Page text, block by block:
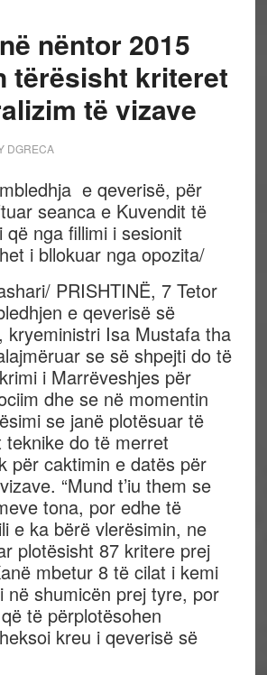
nëntor 2015
tërësisht kriteret
të vizave
DGRECA
e qeverisë, për
seanca e Kuvendit të
që nga fillimi i sesionit
i bllokuar nga opozita/
PRISHTINË, 7 Tetor
e qeverisë së
kryeministri Isa Mustafa tha
se së shpejti do të
i Marrëveshjes për
dhe se në momentin
se janë plotësuar të
teknike do të merret
për caktimin e datës për
“Mund t’iu them se
tona, por edhe të
e ka bërë vlerësimin, ne
plotësisht 87 kritere prej
mbetur 8 të cilat i kemi
në shumicën prej tyre, por
të përplotësohen
kreu i qeverisë së